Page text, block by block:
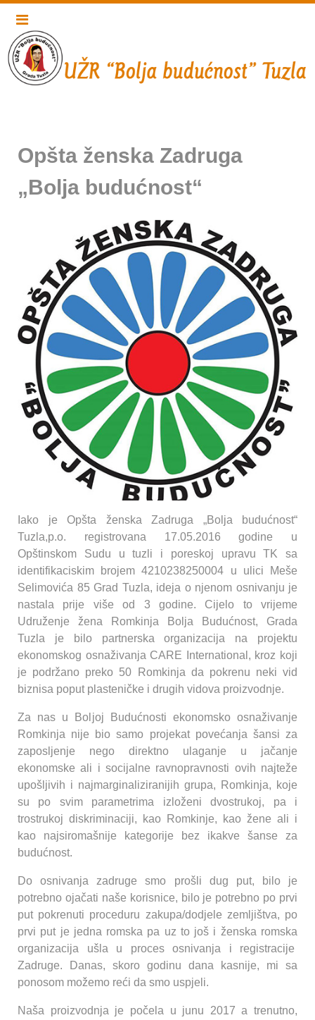
Opšta ženska Zadruga
„Bolja budućnost“
Iako je Opšta ženska Zadruga „Bolja budućnost“
Tuzla,p.o. registrovana 17.05.2016 godine u
Opštinskom Sudu u tuzli i poreskoj upravu TK sa
identifikaciskim brojem 4210238250004 u ulici Meše
Selimovića 85 Grad Tuzla, ideja o njenom osnivanju je
nastala prije više od 3 godine. Cijelo to vrijeme
Udruženje žena Romkinja Bolja Budućnost, Grada
Tuzla je bilo partnerska organizacija na projektu
ekonomskog osnaživanja CARE International, kroz koji
je podržano preko 50 Romkinja da pokrenu neki vid
biznisa poput plasteničke i drugih vidova proizvodnje.
Za nas u Boljoj Budućnosti ekonomsko osnaživanje
Romkinja nije bio samo projekat povećanja šansi za
zaposljenje nego direktno ulaganje u jačanje
ekonomske ali i socijalne ravnopravnosti ovih najteže
upošljivih i najmarginaliziranijih grupa, Romkinja, koje
su po svim parametrima izloženi dvostrukoj, pa i
trostrukoj diskriminaciji, kao Romkinje, kao žene ali i
kao najsiromašnije kategorije bez ikakve šanse za
budućnost.
Do osnivanja zadruge smo prošli dug put, bilo je
potrebno ojačati naše korisnice, bilo je potrebno po prvi
put pokrenuti proceduru zakupa/dodjele zemljištva, po
prvi put je jedna romska pa uz to još i ženska romska
organizacija ušla u proces osnivanja i registracije
Zadruge. Danas, skoro godinu dana kasnije, mi sa
ponosom možemo reći da smo uspjeli.
Naša proizvodnja je počela u junu 2017 a trenutno,